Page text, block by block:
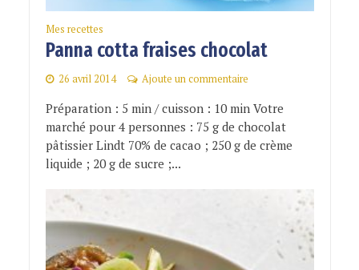
Mes recettes
Panna cotta fraises chocolat
26 avril 2014 Ajoute un commentaire
Préparation : 5 min / cuisson : 10 min Votre
marché pour 4 personnes : 75 g de chocolat
pâtissier Lindt 70% de cacao ; 250 g de crème
liquide ; 20 g de sucre ;...